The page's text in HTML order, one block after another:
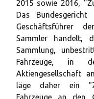
2015 sowie 2016,
Das
Geschäftsführer
Sammler handelt,
Sammlung,
Fahrzeuge, in
Aktiengesellschaft
läge daher ein
Fahrzeuge an den